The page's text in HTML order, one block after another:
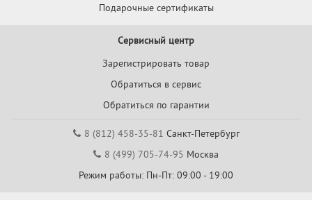
Подарочные сертификаты
Сервисный центр
Зарегистрировать товар
Обратиться в сервис
Обратиться по гарантии
8 (812) 458-35-81 Санкт-Петербург
8 (499) 705-74-95 Москва
Режим работы: Пн-Пт: 09:00 - 19:00